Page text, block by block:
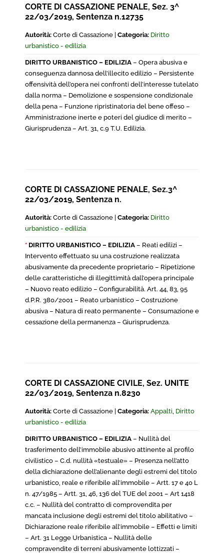
CORTE DI CASSAZIONE PENALE, Sez. 3^
22/03/2019, Sentenza n.12735
Autorità: Corte di Cassazione | Categoria: Diritto
urbanistico - edilizia
DIRITTO URBANISTICO – EDILIZIA – Opera abusiva e
conseguenza dannosa dell’illecito edilizio – Persistente
offensività dell’opera nei confronti dell’interesse tutelato
dalla norma – Demolizione e sospensione condizionale
della pena – Funzione ripristinatoria del bene offeso –
Amministrazione inerte e poteri del giudice di merito –
Giurisprudenza – Art. 31, c.9 T.U. Edilizia.
CORTE DI CASSAZIONE PENALE, Sez.3^
22/03/2019, Sentenza n.
Autorità: Corte di Cassazione | Categoria: Diritto
urbanistico - edilizia
* DIRITTO URBANISTICO – EDILIZIA – Reati edilizi –
Intervento effettuato su una costruzione realizzata
abusivamente da precedente proprietario – Ripetizione
delle caratteristiche di illegittimità dall’opera principale
– Nuovo reato edilizio – Configurabilità. Art. 44, 83, 95
d.P.R. 380/2001 – Reato urbanistico – Costruzione
abusiva – Natura di reato permanente – Consumazione e
cessazione della permanenza – Giurisprudenza.
CORTE DI CASSAZIONE CIVILE, Sez. UNITE
22/03/2019, Sentenza n.8230
Autorità: Corte di Cassazione | Categoria: Appalti, Diritto
urbanistico - edilizia
DIRITTO URBANISTICO – EDILIZIA – Nullità del
trasferimento dell’immobile abusivo attinente al profilo
civilistico – C.d. nullità «testuale» – Presenza nell’atto
della dichiarazione dell’alienante degli estremi del titolo
urbanistico, reale e riferibile all’immobile – Artt. 17 e 40 L
n. 47/1985 – Artt. 31, 46, 136 del TUE del 2001 – Art 1418
c.c. – Nullità del contratto di comprovendita per
mancata inclusione degli estremi del titolo abilitativo –
Dichiarazione reale riferibile all’immobile – Effetti e limiti
– Art. 31 Legge Urbanistica – Nullità delle
compravendite di terreni abusivamente lottizzati –